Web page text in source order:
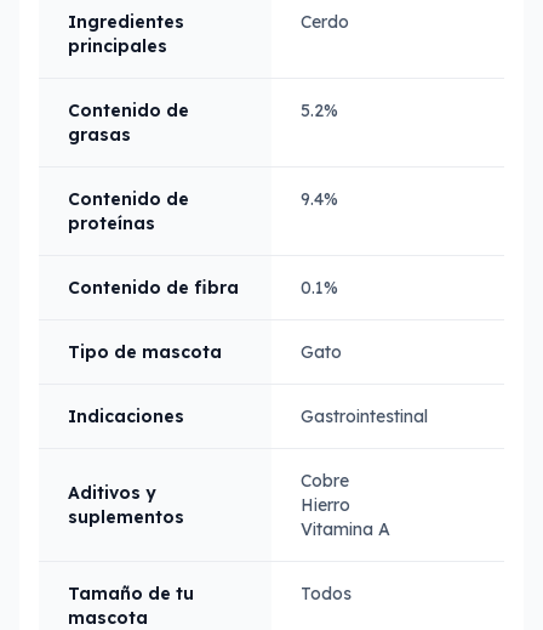
Ingredientes
principales
Cerdo
Contenido de
grasas
5.2%
Contenido de
proteínas
9.4%
Contenido de fibra 0.1%
Tipo de mascota Gato
Indicaciones Gastrointestinal
Aditivos y
suplementos
Cobre
Hierro
Vitamina A
Tamaño de tu
mascota
Todos